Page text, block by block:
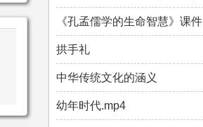
《孔孟儒学的生命智慧》课件
拱手礼
中华传统文化的涵义
幼年时代.mp4